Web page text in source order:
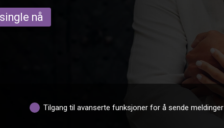
nå
Tilgang til avanserte funksjoner for å sende meldinger